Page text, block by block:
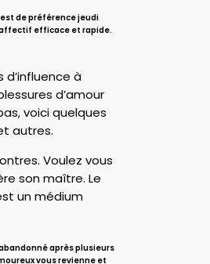
de préférence jeudi
affectif efficace et rapide.
à
d’amour
voici quelques
autres.
Voulez vous
son maître. Le
un médium
après plusieurs
vous revienne et